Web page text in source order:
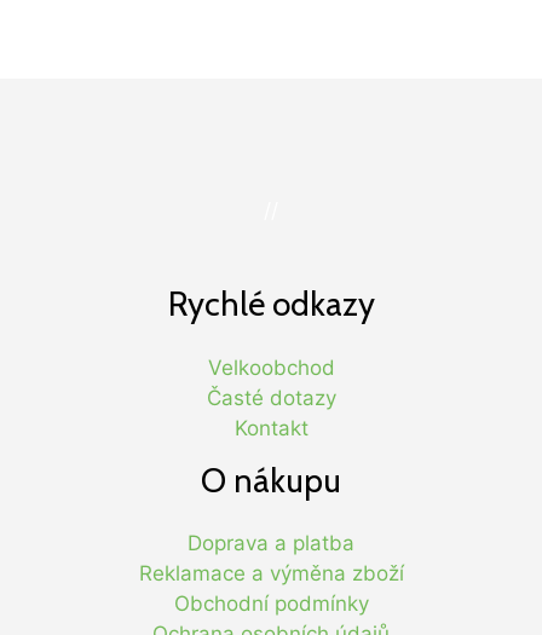
Rychlé odkazy
Velkoobchod
Časté dotazy
Kontakt
O nákupu
Doprava a platba
Reklamace a výměna zboží
Obchodní podmínky